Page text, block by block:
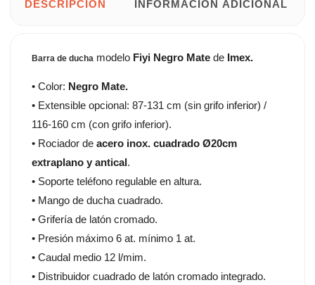
DESCRIPCIÓN INFORMACIÓN ADICIONAL
Barra de ducha modelo Fiyi Negro Mate de Imex.
• Color: Negro Mate.
• Extensible opcional: 87-131 cm (sin grifo inferior) /
116-160 cm (con grifo inferior).
• Rociador deacero inox. cuadrado Ø20cm
extraplano y antical.
• Soporte teléfono regulable en altura.
• Mango de ducha cuadrado.
• Grifería de latón cromado.
• Presión máximo 6 at. mínimo 1 at.
• Caudal medio 12 l/mim.
• Distribuidor cuadrado de latón cromado integrado.